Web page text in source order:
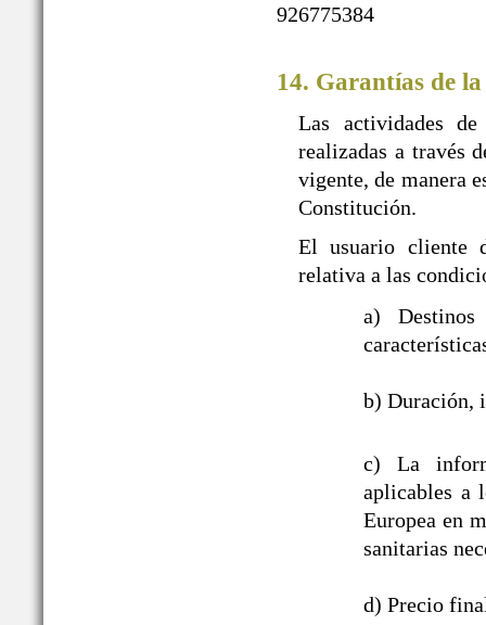
926775384
14. Garantías de
Las actividades
realizadas a través
vigente, de manera
Constitución.
El usuario cliente
relativa a las
a)
b) Duración,
c) La
aplicables a
Europea en
sanitarias
d) Precio